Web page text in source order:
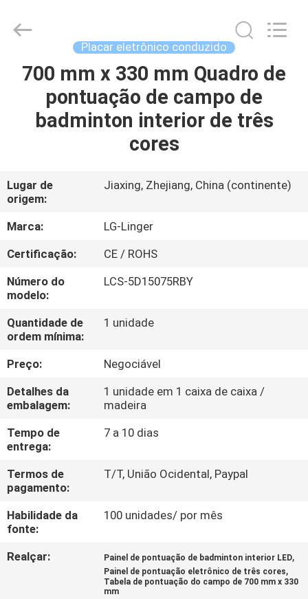
CASA
PRODUTOS
NÓS
EXCURSÃO
DA
FÁBRICA
CONTROLE
DA
QUALIDADE
CONTACTE-
NOS
NOTÍCIA
PEÇA
CITAÇÕES
Technology
Reserved.
Placar eletrônico conduzido
700 mm x 330 mm Quadro de
pontuação de campo de
badminton interior de três
cores
Lugar de
origem:
Jiaxing, Zhejiang, China (continente)
Marca:
LG-Linger
Certificação:
CE / ROHS
Número do
modelo:
LCS-5D15075RBY
Quantidade de
ordem mínima:
1 unidade
Preço:
Negociável
Detalhes da
embalagem:
1 unidade em 1 caixa de caixa /
madeira
Tempo de
entrega:
7 a 10 dias
Termos de
pagamento:
T/T, União Ocidental, Paypal
Habilidade da
fonte:
100 unidades/ por mês
Realçar: Painel de pontuação de badminton interior LED,
Painel de pontuação eletrônico de três cores,
Tabela de pontuação do campo de 700 mm x 330
mm